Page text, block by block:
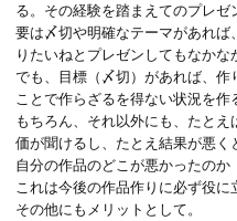
る。その経験を踏まえてのプレゼ
要は〆切や明確なテーマがあれ
りたいねとプレゼンしてもなかな
でも、目標（〆切）があれば、作
ことで作らざるを得ない状況を作
もちろん、それ以外にも、たと
価が聞けるし、たとえ結果が悪く
自分の作品のどこが悪かったのか
これは今後の作品作りに必ず役に
その他にもメリットとして。